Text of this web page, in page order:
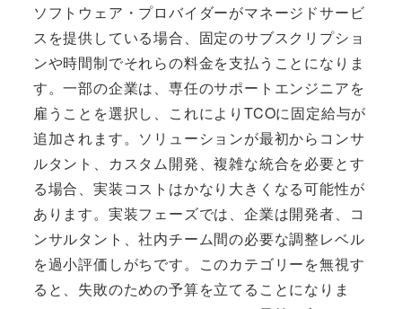
ソフトウェア・プロバイダーがマネージドサービ
スを提供している場合、固定のサブスクリプショ
ンや時間制でそれらの料金を支払うことになりま
す。一部の企業は、専任のサポートエンジニアを
雇うことを選択し、これによりTCOに固定給与が
追加されます。ソリューションが最初からコンサ
ルタント、カスタム開発、複雑な統合を必要とす
る場合、実装コストはかなり大きくなる可能性が
あります。実装フェーズでは、企業は開発者、コ
ンサルタント、社内チーム間の必要な調整レベル
を過小評価しがちです。このカテゴリーを無視す
ると、失敗のための予算を立てることになりま